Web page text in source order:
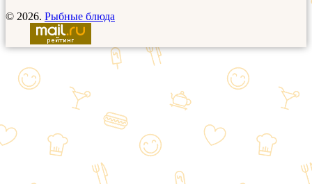
© 2026. Рыбные блюда